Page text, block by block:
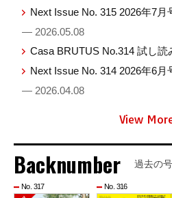
Next Issue No. 315 2026年7月
— 2026.05.08
Casa BRUTUS No.314 試し読
Next Issue No. 314 2026年6月
— 2026.04.08
View
Backnumber 過去の
No. 317 No. 316